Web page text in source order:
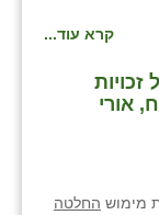
קרא עוד...
אורי
מימוש החלטה